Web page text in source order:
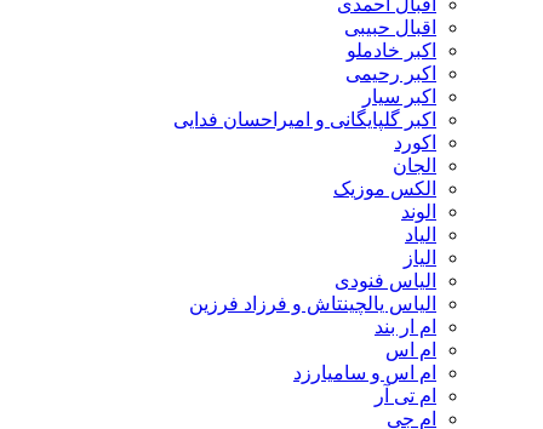
اقبال حبیبی
اکبر خادملو
اکبر رحیمی
اکبر سیار
اکبر گلپایگانی و امیراحسان فدایی
اکورد
الجان
الکس موزیک
الوند
الیاد
الیاز
الیاس فنودی
الیاس یالچینتاش و فرزاد فرزین
ام‌ ار بند
ام اس
ام اس و سامیارزد
ام تی آر
ام جی